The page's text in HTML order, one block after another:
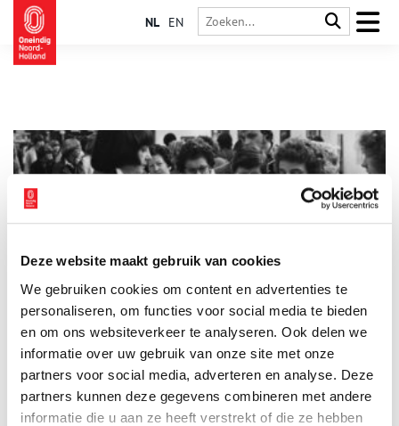
Deze website maakt gebruik van cookies
We gebruiken cookies om content en advertenties te
personaliseren, om functies voor social media te bieden
en om ons websiteverkeer te analyseren. Ook delen we
informatie over uw gebruik van onze site met onze
partners voor social media, adverteren en analyse. Deze
partners kunnen deze gegevens combineren met andere
informatie die u aan ze heeft verstrekt of die ze hebben
NL EN
Al decennialang is de Huishoudbeurs in de RAI een waar
fenomeen. Vrouwen – en tegenwoordig ook mannen – uit het
hele land haasten zich sinds 1955 naar Amsterdam voor de
nieuwste huishoudelijke snufjes en de beste koopjes. Om aan
het einde van de dag met volgeladen trolleys weer voldaan
naar huis terug te keren. In de geschiedenis van de
Huishoudbeurs is de naoorlogse ontwikkeling te zien naar een
steeds modernere en welvarender maatschappij.